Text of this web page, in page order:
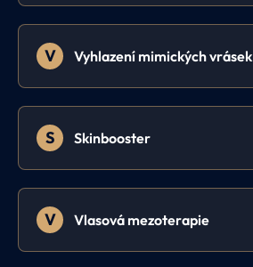
V Vyhlazení mimických vrásek
S Skinbooster
V Vlasová mezoterapie